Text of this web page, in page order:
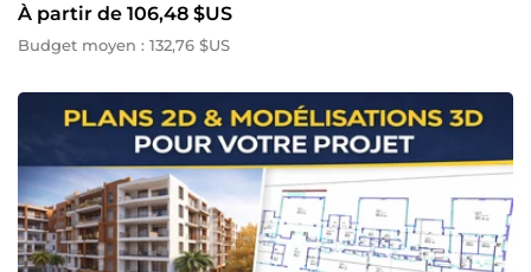
À partir de 106,48 $US
Budget moyen : 132,76 $US